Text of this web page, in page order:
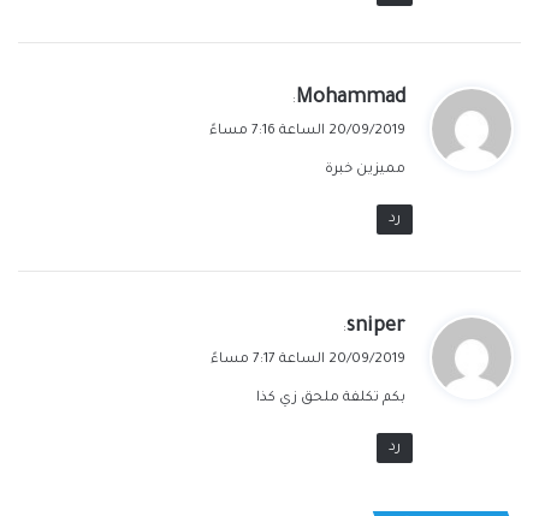
ي
ق
ل
Mohammad
:
20/09/2019 الساعة 7:16 مساءً
مميزين خبرة
رد
ي
ق
ل
sniper
:
20/09/2019 الساعة 7:17 مساءً
بكم تكلفة ملحق زي كذا
رد